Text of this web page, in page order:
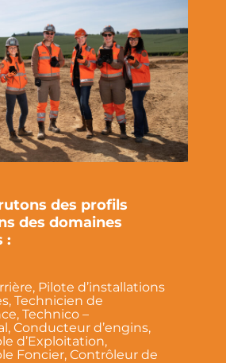
des profils
des domaines
:
Pilote d’installations
Technicien de
Technico –
Conducteur d’engins,
d’Exploitation,
Foncier, Contrôleur de